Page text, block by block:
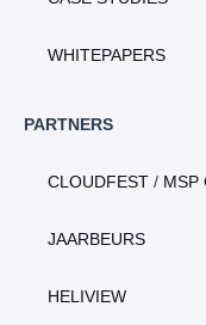
WHITEPAPERS
PARTNERS
CLOUDFEST / MSP
JAARBEURS
HELIVIEW